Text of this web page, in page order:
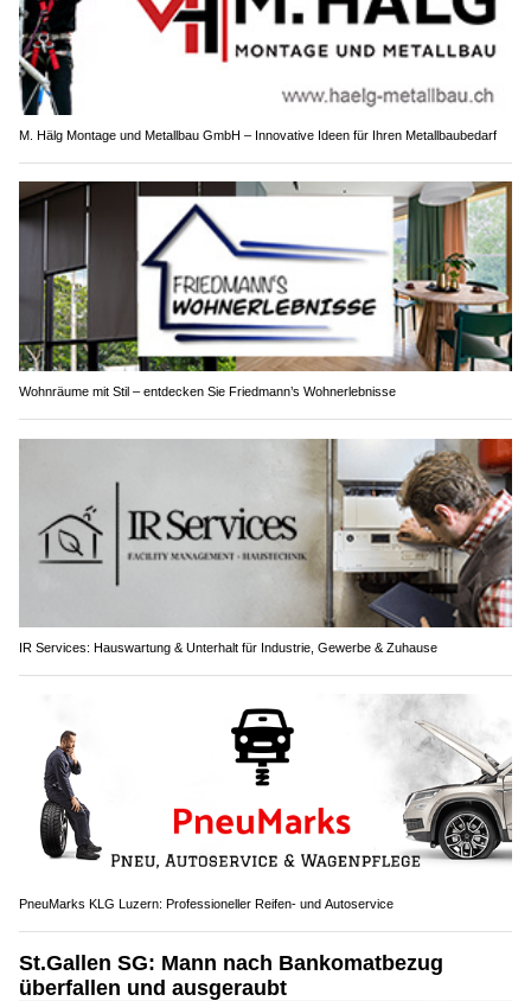
M. Hälg Montage und Metallbau GmbH – Innovative Ideen für Ihren Metallbaubedarf
Wohnräume mit Stil – entdecken Sie Friedmann’s Wohnerlebnisse
IR Services: Hauswartung & Unterhalt für Industrie, Gewerbe & Zuhause
PneuMarks KLG Luzern: Professioneller Reifen- und Autoservice
St.Gallen SG: Mann nach Bankomatbezug
überfallen und ausgeraubt